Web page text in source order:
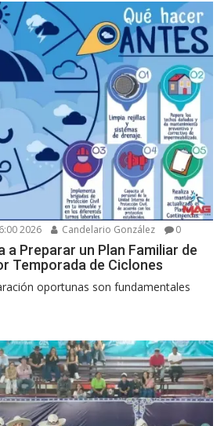
2026 Candelario González 0
a Preparar un Plan Familiar de
Temporada de Ciclones
oportunas son fundamentales